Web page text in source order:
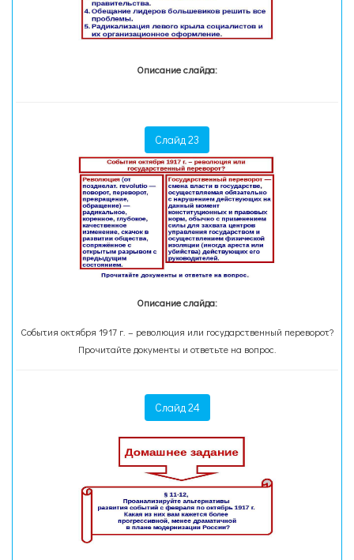
Описание слайда:
Слайд 23
Описание слайда:
События октября 1917 г. – революция или государственный переворот?
Прочитайте документы и ответьте на вопрос.
Слайд 24